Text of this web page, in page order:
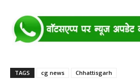
TAGS cg news Chhattisgarh